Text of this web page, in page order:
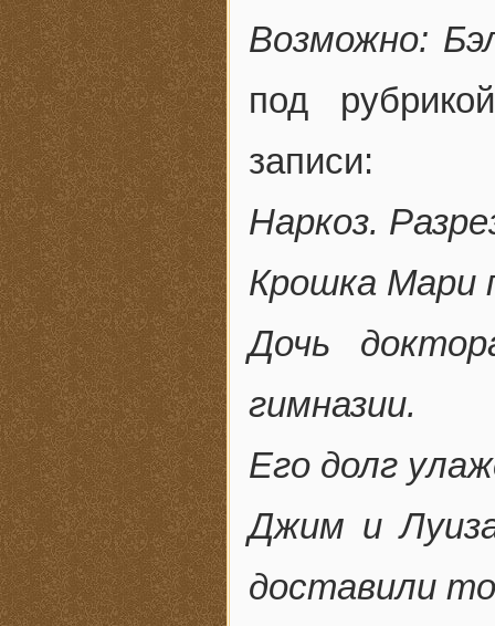
Возможно:
под
записи:
Наркоз.
Крошка Мари
Дочь
гимназии.
Его долг
Джим и
доставили